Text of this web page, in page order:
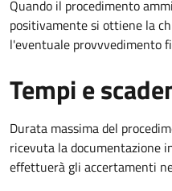
Quando il procedimento
positivamente si ottiene la
l'eventuale provvvedimento
Tempi e
Durata massima del
ricevuta la documentazione
effettuerà gli accertamenti